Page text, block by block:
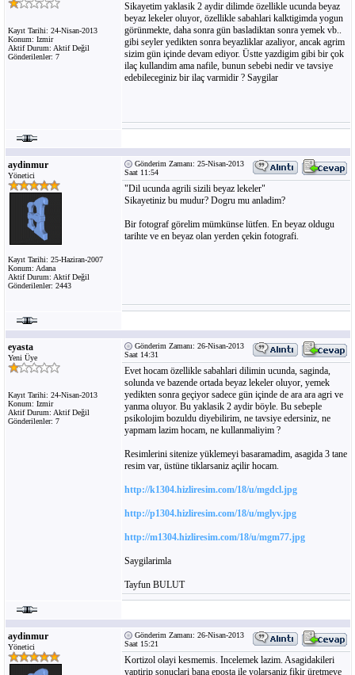
Kayıt Tarihi: 24-Nisan-2013
Konum: Izmir
Aktif Durum: Aktif Değil
Gönderilenler: 7
Sikayetim yaklasik 2 aydir dilimde özellikle ucunda beyaz
beyaz lekeler oluyor, özellikle sabahlari kalktigimda yogun
görünmekte, daha sonra gün basladiktan sonra yemek vb..
gibi seyler yedikten sonra beyazliklar azaliyor, ancak agrim
sizim gün içinde devam ediyor. Üstte yazdigim gibi bir çok
ilaç kullandim ama nafile, bunun sebebi nedir ve tavsiye
edebileceginiz bir ilaç varmidir ? Saygilar
aydinmur
Yönetici
Kayıt Tarihi: 25-Haziran-2007
Konum: Adana
Aktif Durum: Aktif Değil
Gönderilenler: 2443
Gönderim Zamanı: 25-Nisan-2013
Saat 11:54
"Dil ucunda agrili sizili beyaz lekeler"
Sikayetiniz bu mudur? Dogru mu anladim?
Bir fotograf görelim mümkünse lütfen. En beyaz oldugu
tarihte ve en beyaz olan yerden çekin fotografi.
eyasta
Yeni Üye
Kayıt Tarihi: 24-Nisan-2013
Konum: Izmir
Aktif Durum: Aktif Değil
Gönderilenler: 7
Gönderim Zamanı: 26-Nisan-2013
Saat 14:31
Evet hocam özellikle sabahlari dilimin ucunda, saginda,
solunda ve bazende ortada beyaz lekeler oluyor, yemek
yedikten sonra geçiyor sadece gün içinde de ara ara agri ve
yanma oluyor. Bu yaklasik 2 aydir böyle. Bu sebeple
psikolojim bozuldu diyebilirim, ne tavsiye edersiniz, ne
yapmam lazim hocam, ne kullanmaliyim ?
Resimlerini sitenize yüklemeyi basaramadim, asagida 3 tane
resim var, üstüne tiklarsaniz açilir hocam.
http://k1304.hizliresim.com/18/u/mgdcl.jpg
http://p1304.hizliresim.com/18/u/mglyv.jpg
http://m1304.hizliresim.com/18/u/mgm77.jpg
Saygilarimla
Tayfun BULUT
aydinmur
Yönetici
Gönderim Zamanı: 26-Nisan-2013
Saat 15:21
Kortizol olayi kesmemis. Incelemek lazim. Asagidakileri
yaptirip sonuçlari bana eposta ile yolarsaniz fikir üretmeye